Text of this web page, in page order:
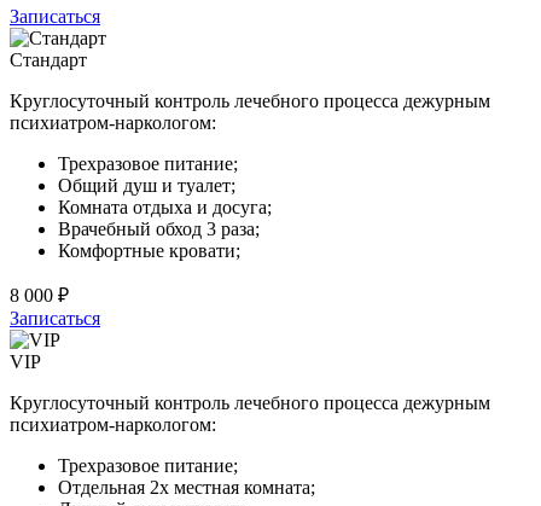
Записаться
Стандарт
Круглосуточный контроль лечебного процесса дежурным
психиатром-наркологом:
Трехразовое питание;
Общий душ и туалет;
Комната отдыха и досуга;
Врачебный обход 3 раза;
Комфортные кровати;
8 000 ₽
Записаться
VIP
Круглосуточный контроль лечебного процесса дежурным
психиатром-наркологом:
Трехразовое питание;
Отдельная 2х местная комната;